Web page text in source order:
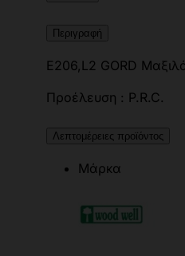
Περιγραφή
Ε206,L2 GORD
Προέλευση : P.R.C.
Λεπτομέρειες προϊόντος
Μάρκα